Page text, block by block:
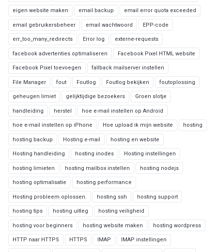
eigen website maken email backup email error quota exceeded
email gebruikersbeheer email wachtwoord EPP-code
err_too_many_redirects Error log externe-requests
facebook advertenties optimaliseren Facebook Pixel HTML website
Facebook Pixel toevoegen fallback mailserver instellen
File Manager fout Foutlog Foutlog bekijken foutoplossing
geheugen limiet gelijktijdige bezoekers Groen slotje
handleiding herstel hoe e-mail instellen op Android
hoe e-mail instellen op iPhone Hoe upload ik mijn website hosting
hosting backup Hosting e-mail hosting en website
Hosting handleiding hosting inodes Hosting instellingen
hosting limieten hosting mailbox instellen hosting nodejs
hosting optimalisatie hosting performance
Hosting probleem oplossen. hosting ssh hosting support
hosting tips hosting uitleg hosting veiligheid
hosting voor beginners hosting website maken hosting wordpress
HTTP naar HTTPS HTTPS IMAP IMAP instellingen